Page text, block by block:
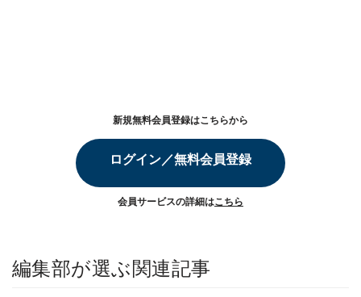
新規無料会員登録はこちらから
ログイン／無料会員登録
会員サービスの詳細はこちら
編集部が選ぶ関連記事